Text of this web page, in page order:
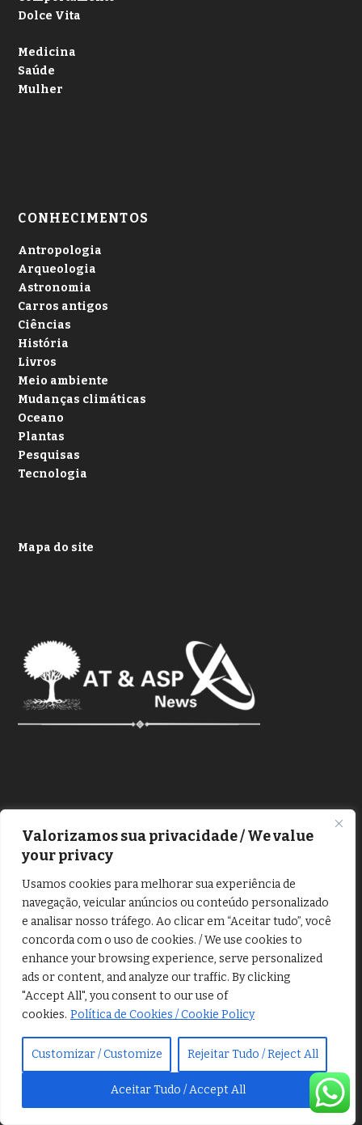
Valorizamos sua privacidade / We value
your privacy
Usamos cookies para melhorar sua experiência de
navegação, veicular anúncios ou conteúdo personalizado
e analisar nosso tráfego. Ao clicar em “Aceitar tudo”, você
concorda com o uso de cookies. / We use cookies to
enhance your browsing experience, serve personalized
ads or content, and analyze our traffic. By clicking
"Accept All", you consent to our use of
cookies. Política de Cookies / Cookie Policy
Customizar / Customize Rejeitar Tudo / Reject All
Aceitar Tudo / Accept All
Dolce Vita
Medicina
Saúde
Mulher
CONHECIMENTOS
Antropologia
Arqueologia
Astronomia
Carros antigos
Ciências
História
Livros
Meio ambiente
Mudanças climáticas
Oceano
Plantas
Pesquisas
Tecnologia
Mapa do site
TRANSLATE
TODAS OS ASSUNTOS